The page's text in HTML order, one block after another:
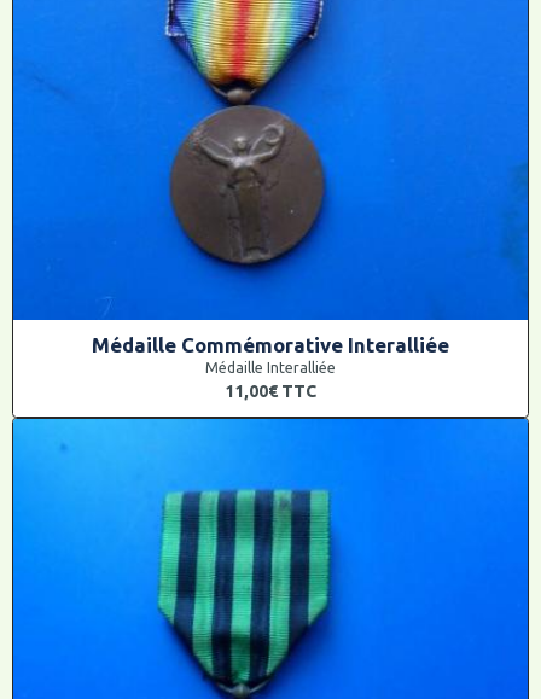
Médaille Commémorative Interalliée
Médaille Interalliée
11,00€ TTC